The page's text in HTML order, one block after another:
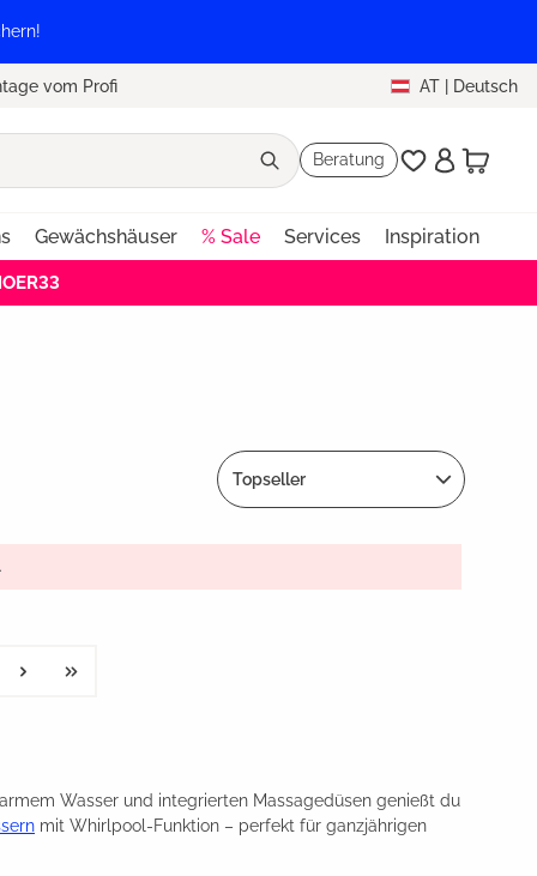
vom Profi AT | Deutsch
Beratung
Gewächshäuser % Sale Services Inspiration
Topseller
Wasser und integrierten Massagedüsen genießt du
mit Whirlpool-Funktion – perfekt für ganzjährigen